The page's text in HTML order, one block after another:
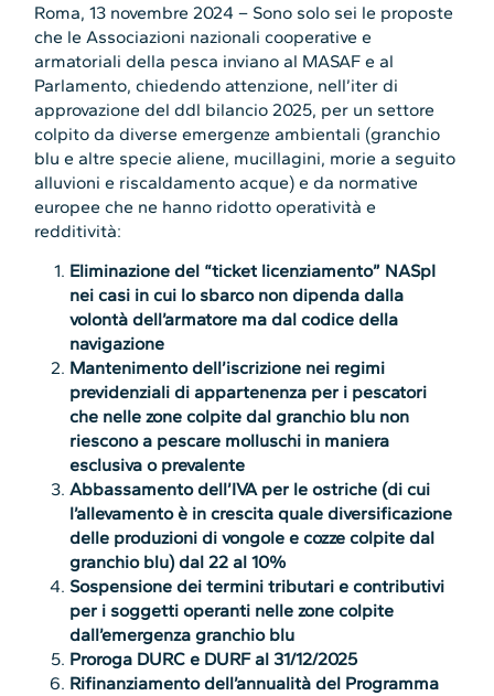
Roma, 13 novembre 2024 – Sono solo sei le proposte
che le Associazioni nazionali cooperative e
armatoriali della pesca inviano al MASAF e al
Parlamento, chiedendo attenzione, nell’iter di
approvazione del ddl bilancio 2025, per un settore
colpito da diverse emergenze ambientali (granchio
blu e altre specie aliene, mucillagini, morie a seguito
alluvioni e riscaldamento acque) e da normative
europee che ne hanno ridotto operatività e
redditività:
Eliminazione del “ticket licenziamento” NASpI
nei casi in cui lo sbarco non dipenda dalla
volontà dell’armatore ma dal codice della
navigazione
Mantenimento dell’iscrizione nei regimi
previdenziali di appartenenza per i pescatori
che nelle zone colpite dal granchio blu non
riescono a pescare molluschi in maniera
esclusiva o prevalente
Abbassamento dell’IVA per le ostriche (di cui
l’allevamento è in crescita quale diversificazione
delle produzioni di vongole e cozze colpite dal
granchio blu) dal 22 al 10%
Sospensione dei termini tributari e contributivi
per i soggetti operanti nelle zone colpite
dall’emergenza granchio blu
Proroga DURC e DURF al 31/12/2025
Rifinanziamento dell’annualità del Programma